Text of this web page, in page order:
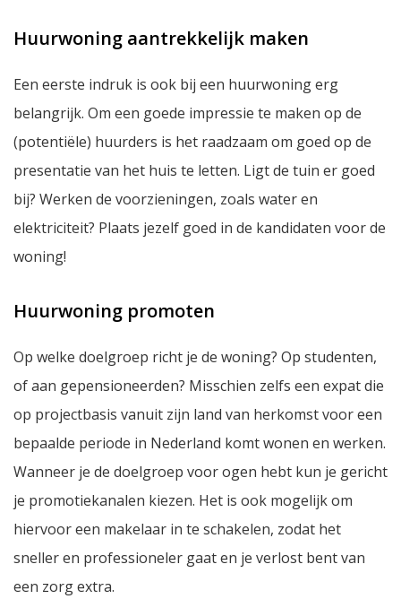
Huurwoning aantrekkelijk maken
Een eerste indruk is ook bij een huurwoning erg
belangrijk. Om een goede impressie te maken op de
(potentiële) huurders is het raadzaam om goed op de
presentatie van het huis te letten. Ligt de tuin er goed
bij? Werken de voorzieningen, zoals water en
elektriciteit? Plaats jezelf goed in de kandidaten voor de
woning!
Huurwoning promoten
Op welke doelgroep richt je de woning? Op studenten,
of aan gepensioneerden? Misschien zelfs een expat die
op projectbasis vanuit zijn land van herkomst voor een
bepaalde periode in Nederland komt wonen en werken.
Wanneer je de doelgroep voor ogen hebt kun je gericht
je promotiekanalen kiezen. Het is ook mogelijk om
hiervoor een makelaar in te schakelen, zodat het
sneller en professioneler gaat en je verlost bent van
een zorg extra.